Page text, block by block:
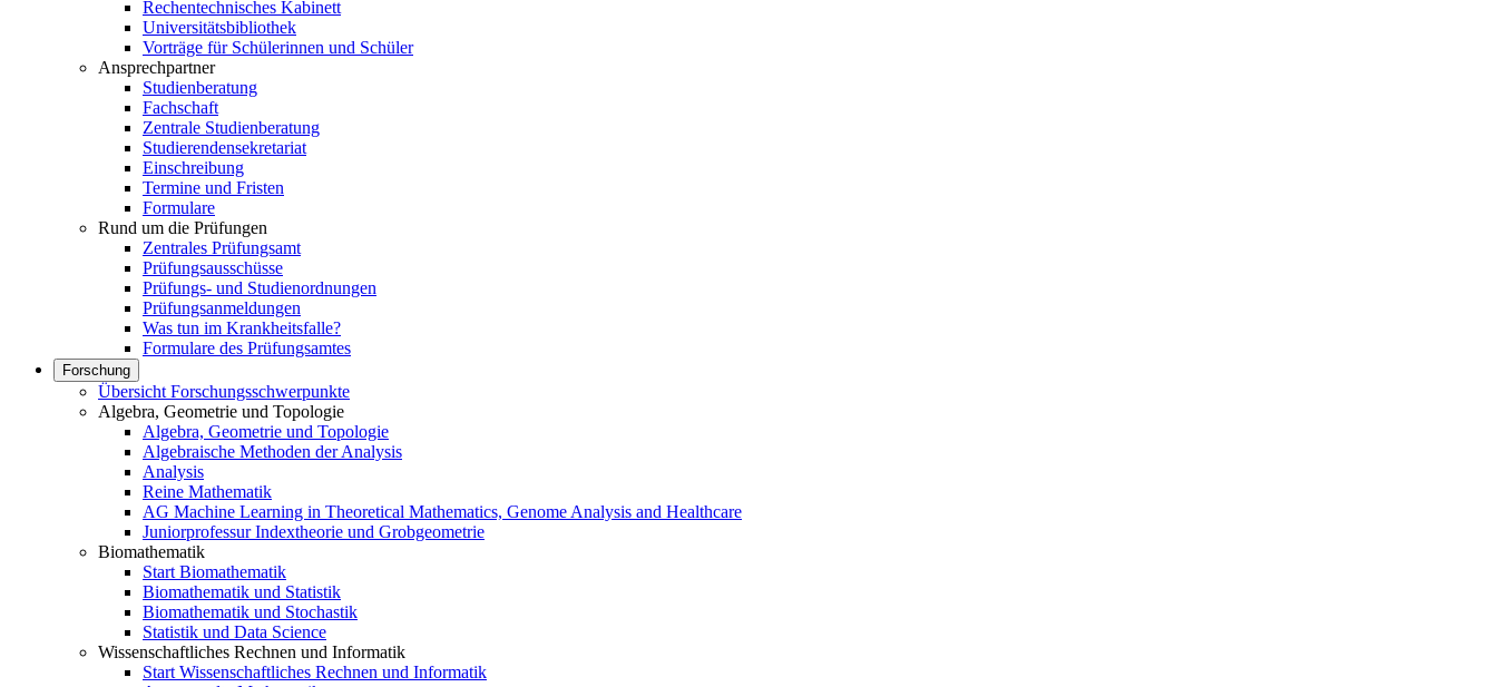
Rechentechnisches Kabinett
Universitätsbibliothek
Vorträge für Schülerinnen und Schüler
Ansprechpartner
Studienberatung
Fachschaft
Zentrale Studienberatung
Studierendensekretariat
Einschreibung
Termine und Fristen
Formulare
Rund um die Prüfungen
Zentrales Prüfungsamt
Prüfungsausschüsse
Prüfungs- und Studienordnungen
Prüfungsanmeldungen
Was tun im Krankheitsfalle?
Formulare des Prüfungsamtes
Forschung
Übersicht Forschungsschwerpunkte
Algebra, Geometrie und Topologie
Algebra, Geometrie und Topologie
Algebraische Methoden der Analysis
Analysis
Reine Mathematik
AG Machine Learning in Theoretical Mathematics, Genome Analysis and Healthcare
Juniorprofessur Indextheorie und Grobgeometrie
Biomathematik
Start Biomathematik
Biomathematik und Statistik
Biomathematik und Stochastik
Statistik und Data Science
Wissenschaftliches Rechnen und Informatik
Start Wissenschaftliches Rechnen und Informatik